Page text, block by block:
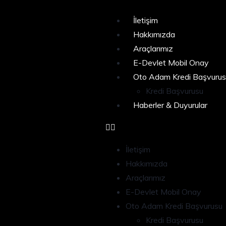
İletişim
Hakkımızda
Araçlarımız
E-Devlet Mobil Onay
Oto Adam Kredi
Kredi Başvurusu
Haberler & Duyurular
İletişim
Hakkımızda
Araçlarımız
E-Devlet Mobil Onay
Oto Adam Kredi Başvurusu
Kredi Başvurusu